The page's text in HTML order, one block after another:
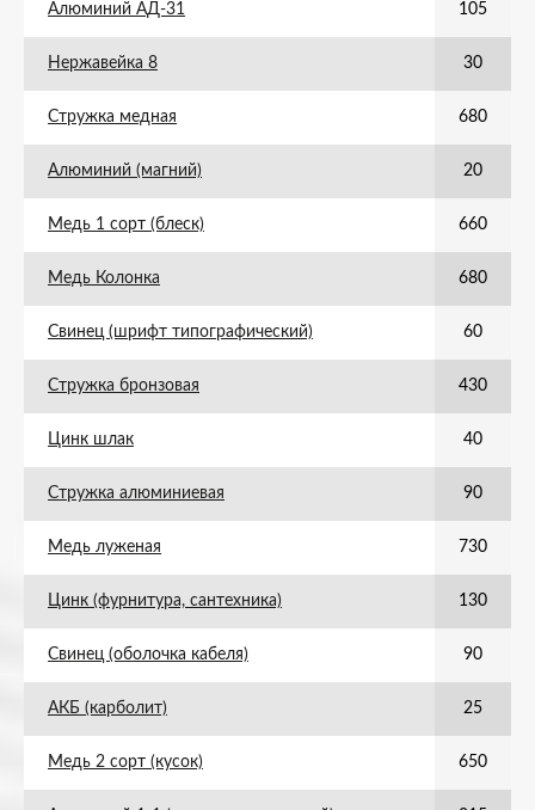
Алюминий АД-31 105
Нержавейка 8 30
Стружка медная 680
Алюминий (магний) 20
Медь 1 сорт (блеск) 660
Медь Колонка 680
Свинец (шрифт типографический) 60
Стружка бронзовая 430
Цинк шлак 40
Стружка алюминиевая 90
Медь луженая 730
Цинк (фурнитура, сантехника) 130
Свинец (оболочка кабеля) 90
АКБ (карболит) 25
Медь 2 сорт (кусок) 650